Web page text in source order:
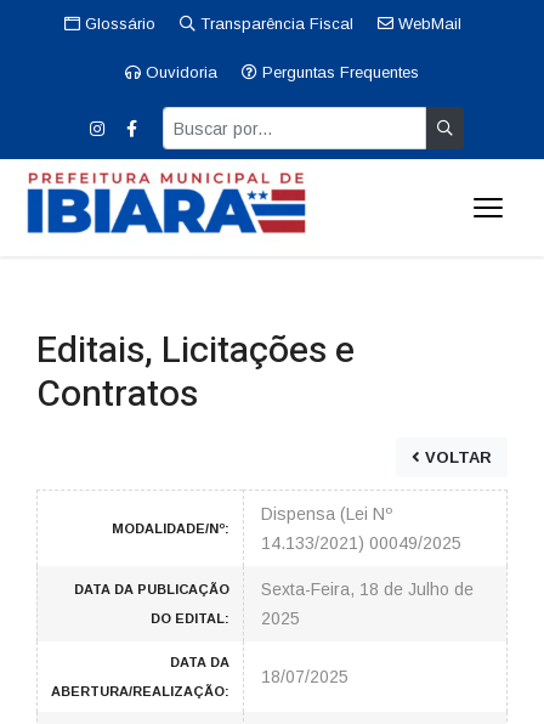
Glossário Transparência Fiscal WebMail
Ouvidoria Perguntas Frequentes
Editais, Licitações e
Contratos
VOLTAR
MODALIDADE/Nº:
Dispensa (Lei Nº
14.133/2021) 00049/2025
DATA DA PUBLICAÇÃO
DO EDITAL:
Sexta-Feira, 18 de Julho de
2025
DATA DA
ABERTURA/REALIZAÇÃO:
18/07/2025